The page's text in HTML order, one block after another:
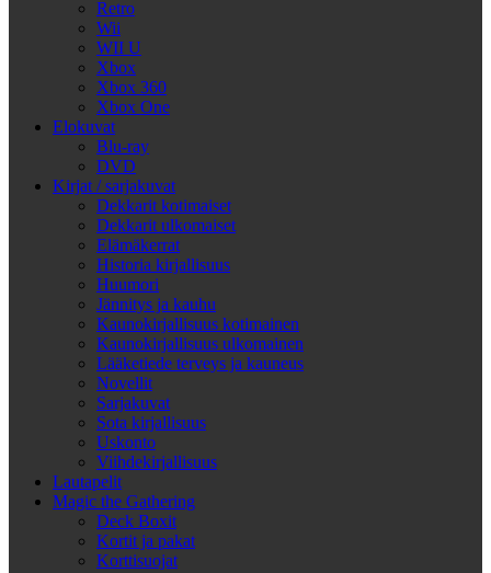
Retro
Wii
WII U
Xbox
Xbox 360
Xbox One
Elokuvat
Blu-ray
DVD
Kirjat / sarjakuvat
Dekkarit kotimaiset
Dekkarit ulkomaiset
Elämäkerrat
Historia kirjallisuus
Huumori
Jännitys ja kauhu
Kaunokirjallisuus kotimainen
Kaunokirjallisuus ulkomainen
Lääketiede terveys ja kauneus
Novellit
Sarjakuvat
Sota kirjallisuus
Uskonto
Viihdekirjallisuus
Lautapelit
Magic the Gathering
Deck Boxit
Kortit ja pakat
Korttisuojat